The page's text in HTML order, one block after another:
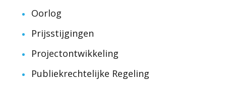
Oorlog
Prijsstijgingen
Projectontwikkeling
Publiekrechtelijke Regeling